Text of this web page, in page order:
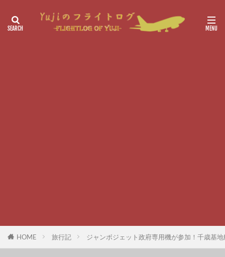
HOME 旅行記 ジャンボジェット政府専用機が参加！千歳基